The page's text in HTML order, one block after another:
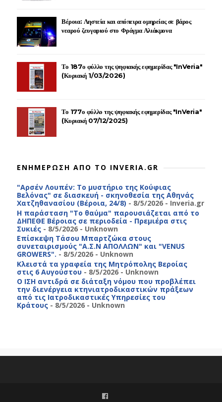
Βέροια: Ληστεία και απόπειρα ομηρείας σε βάρος
νεαρού ζευγαριού στο Φράγμα Αλιάκμονα
Το 187ο φύλλο της ψηφιακής εφημερίδας "InVeria"
(Κυριακή 1/03/2026)
Το 177ο φύλλο της ψηφιακής εφημερίδας "InVeria"
(Κυριακή 07/12/2025)
ΕΝΗΜΕΡΩΣΗ ΑΠΟ ΤΟ INVERIA.GR
"Αρσέν Λουπέν: Το μυστήριο της Κούφιας
Βελόνας" σε διασκευή - σκηνοθεσία της Αθηνάς
Χατζηθανασίου (Βέροια, 24/8) - 8/5/2026- Inveria.gr
Η παράσταση "Το θαύμα" παρουσιάζεται από το
ΔΗΠΕΘΕ Βέροιας σε περιοδεία - Πρεμιέρα στις
Συκιές- 8/5/2026- Unknown
Επίσκεψη Τάσου Μπαρτζώκα στους
συνεταιρισμούς "Α.Σ.Ν ΑΠΟΛΛΩΝ" και "VENUS
GROWERS". - 8/5/2026- Unknown
Κλειστά τα γραφεία της Μητρόπολης Βεροίας
στις 6 Αυγούστου- 8/5/2026- Unknown
Ο ΙΣΗ αντιδρά σε διάταξη νόμου που προβλέπει
την διενέργεια κτηνιατροδικαστικών πράξεων
από τις Ιατροδικαστικές Υπηρεσίες του
Κράτους- 8/5/2026- Unknown